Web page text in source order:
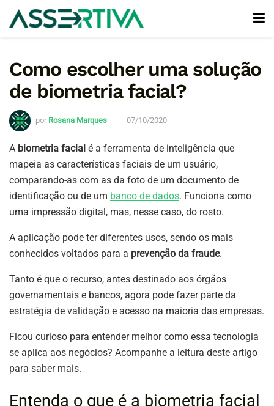
Como escolher uma solução
de biometria facial?
por Rosana Marques 07/10/2020
A biometria facial é a ferramenta de inteligência que
mapeia as características faciais de um usuário,
comparando-as com as da foto de um documento de
identificação ou de um banco de dados. Funciona como
uma impressão digital, mas, nesse caso, do rosto.
A aplicação pode ter diferentes usos, sendo os mais
conhecidos voltados para a prevenção da fraude.
Tanto é que o recurso, antes destinado aos órgãos
governamentais e bancos, agora pode fazer parte da
estratégia de validação e acesso na maioria das empresas.
Ficou curioso para entender melhor como essa tecnologia
se aplica aos negócios? Acompanhe a leitura deste artigo
para saber mais.
Entenda o que é a biometria facial